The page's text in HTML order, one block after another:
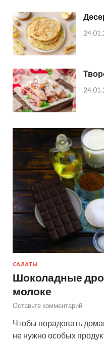
САЛАТЫ
Шоколадные
молоке
Оставьте комментарий
Чтобы порадовать
не нужно особых